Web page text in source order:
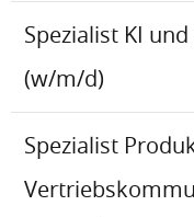
Spezialist KI
(w/m/d)
Spezialist